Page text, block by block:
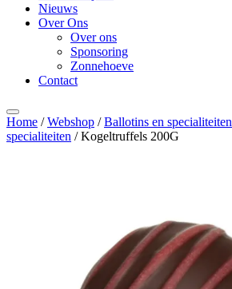
Nieuws
Over Ons
Over ons
Sponsoring
Zonnehoeve
Contact
Home /Webshop /Ballotins en specialiteiten
specialiteiten / Kogeltruffels 200G